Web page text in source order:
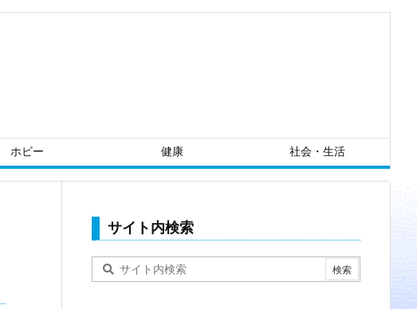
ホビー 健康 社会・生活
サイト内検索